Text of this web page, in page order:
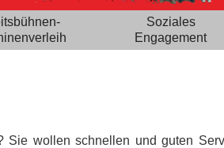
Soziales
Engagement
Sie wollen schnellen und guten